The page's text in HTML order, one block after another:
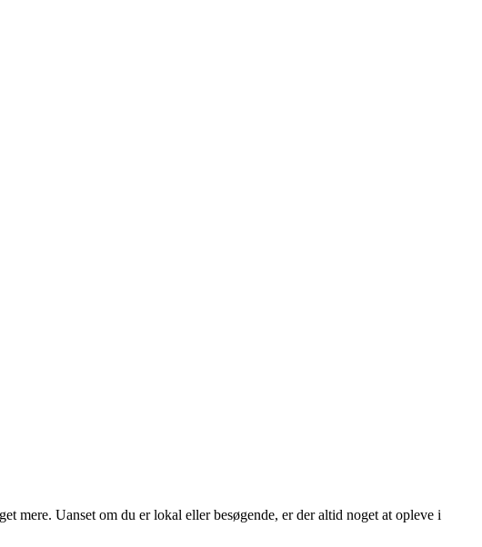
mere. Uanset om du er lokal eller besøgende, er der altid noget at opleve i